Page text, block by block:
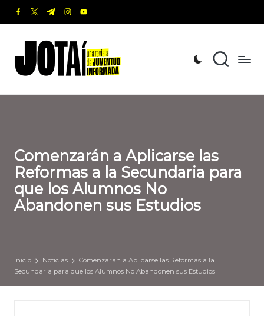
Saltar
contenido
facebook.com
twitter.com
t.me instagram.com
youtube.com
o
t
revista
de
Informada
Comenzarán a Aplicarse las
Reformas a la Secundaria para
que los Alumnos No
Abandonen sus Estudios
Inicio Noticias
Comenzarán a Aplicarse las Reformas a la
Secundaria para que los Alumnos No Abandonen sus Estudios